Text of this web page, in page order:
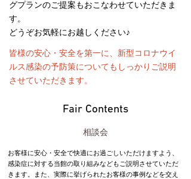
グプランのご提案もおこなわせていただきま
す。
どうぞお気軽にお越しください♪
皆様の安心・安全を第一に、新型コロナウイ
ルス感染の予防策についてもしっかりご説明
させていただきます。
Fair Contents
相談会
お客様に安心・安全で快適にお過ごしいただけますよう、
感染症に対する当館の取り組みなどもご説明させていただ
きます。また、実際に挙げられたお客様の事例などを交え